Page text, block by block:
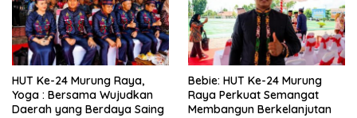
HUT Ke-24 Murung Raya,
Yoga : Bersama Wujudkan
Daerah yang Berdaya Saing
Bebie: HUT Ke-24 Murung
Raya Perkuat Semangat
Membangun Berkelanjutan